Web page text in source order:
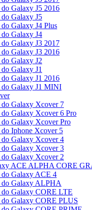
Galaxy J5 2016
Galaxy J5
Galaxy J4 Plus
Galaxy J4
Galaxy J3 2017
Galaxy J3 2016
Galaxy J2
Galaxy J1
Galaxy J1 2016
Galaxy J1 MINI
Galaxy Xcover 7
Galaxy Xcover 6 Pro
Galaxy Xcover Pro
Iphone Xcover 5
Galaxy Xcover 4
Galaxy Xcover 3
Galaxy Xcover 2
ACE ALPHA CORE
Galaxy ACE 4
do Galaxy ALPHA
Galaxy CORE LTE
Galaxy CORE PLUS